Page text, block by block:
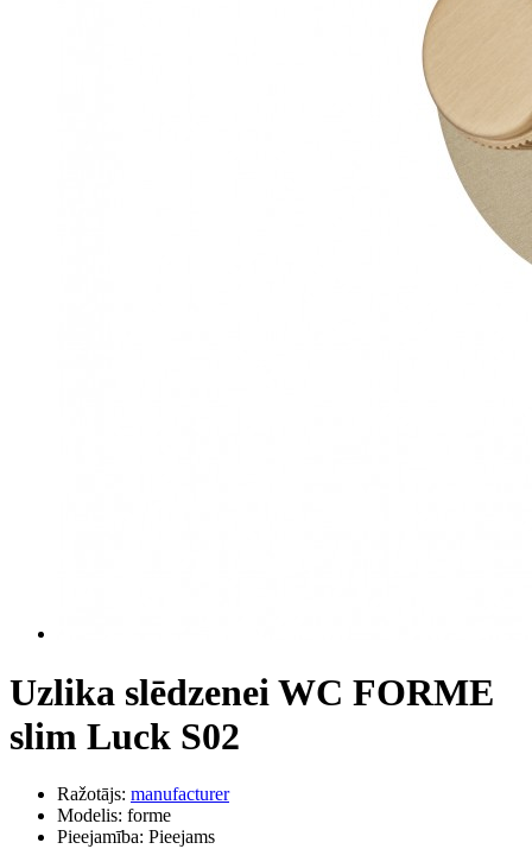
Uzlika slēdzenei WC FORME
slim Luck S02
Ražotājs: manufacturer
Modelis: forme
Pieejamība: Pieejams